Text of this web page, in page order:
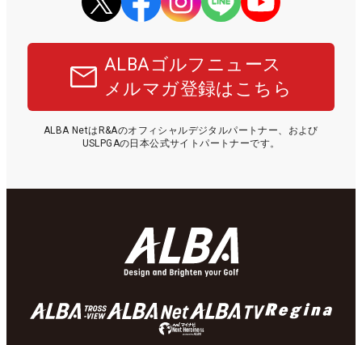
ALBAゴルフニュース
メルマガ登録はこちら
ALBA NetはR&Aのオフィシャルデジタルパートナー、および
USLPGAの日本公式サイトパートナーです。